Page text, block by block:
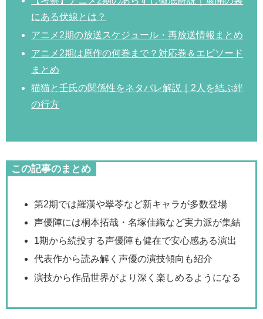
にある伏線とは？
アニメ2期の放送スケジュール・再放送情報まとめ
アニメ2期は原作の何巻まで？対応巻＆エピソード
まとめ
猫猫と壬氏の関係性をネタバレ解説｜2人を結ぶ絆
の行方
この記事のまとめ
第2期では羅漢や翠苓など新キャラが多数登場
声優陣には桐本拓哉・名塚佳織など実力派が集結
1期から続投する声優陣も健在で安心感ある演出
代表作から読み解く声優の演技傾向も紹介
演技から作品世界がより深く楽しめるようになる